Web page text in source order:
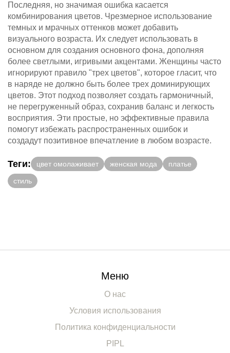
Последняя, но значимая ошибка касается
комбинирования цветов. Чрезмерное использование
темных и мрачных оттенков может добавить
визуального возраста. Их следует использовать в
основном для создания основного фона, дополняя
более светлыми, игривыми акцентами. Женщины часто
игнорируют правило "трех цветов", которое гласит, что
в наряде не должно быть более трех доминирующих
цветов. Этот подход позволяет создать гармоничный,
не перегруженный образ, сохранив баланс и легкость
восприятия. Эти простые, но эффективные правила
помогут избежать распространенных ошибок и
создадут позитивное впечатление в любом возрасте.
Теги: цвет омолаживает женская мода платье
стиль
Меню
О нас
Условия использования
Политика конфиденциальности
PIPL